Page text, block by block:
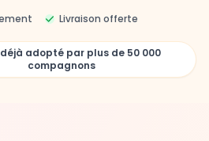
Livraison offerte
adopté par plus de 50 000
compagnons